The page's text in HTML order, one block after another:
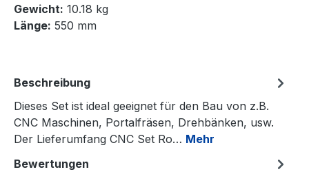
Gewicht: 10.18 kg
Länge: 550 mm
Beschreibung
Dieses Set ist ideal geeignet für den Bau von z.B.
CNC Maschinen, Portalfräsen, Drehbänken, usw.
Der Lieferumfang CNC Set Ro… Mehr
Bewertungen